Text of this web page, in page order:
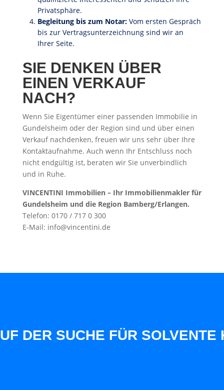
Privatsphäre.
Begleitung bis zum Notar:Vom ersten Gespräch
bis zur Vertragsunterzeichnung sind wir an
Ihrer Seite.
SIE DENKEN ÜBER
EINEN VERKAUF
NACH?
Wenn Sie Eigentümer einer passenden Immobilie in
Gundelsheim oder der Region sind und über einen
Verkauf nachdenken, freuen wir uns sehr über Ihre
Kontaktaufnahme. Auch wenn Ihr Entschluss noch
nicht endgültig ist, beraten wir Sie unverbindlich
und in Ruhe.
VINCENTINI Immobilien – Ihr Immobilienmakler für
Gundelsheim und die Region Bamberg/Erlangen.
Telefon: 0170 / 717 0 300
E-Mail: info@vincentini.de
SUCHE FÜR SOLVENTE